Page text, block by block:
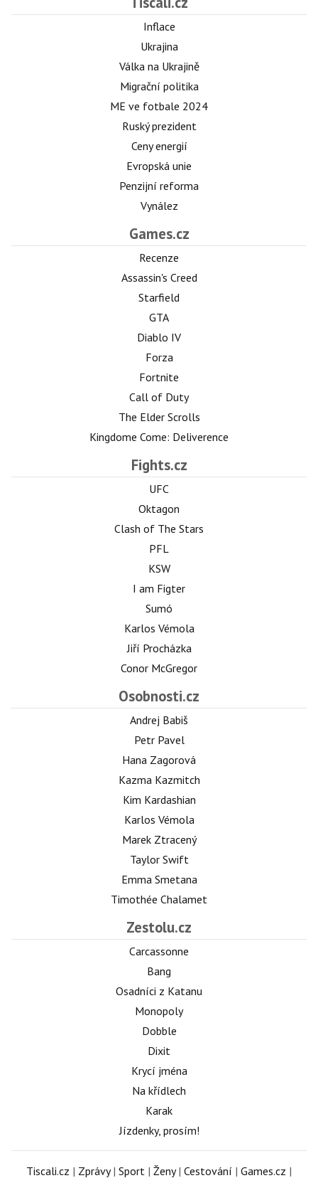
Inflace
Ukrajina
Válka na Ukrajině
Migrační politika
ME ve fotbale 2024
Ruský prezident
Ceny energií
Evropská unie
Penzijní reforma
Vynález
Games.cz
Recenze
Assassin's Creed
Starfield
GTA
Diablo IV
Forza
Fortnite
Call of Duty
The Elder Scrolls
Kingdome Come: Deliverence
Fights.cz
UFC
Oktagon
Clash of The Stars
PFL
KSW
I am Figter
Sumó
Karlos Vémola
Jiří Procházka
Conor McGregor
Osobnosti.cz
Andrej Babiš
Petr Pavel
Hana Zagorová
Kazma Kazmitch
Kim Kardashian
Karlos Vémola
Marek Ztracený
Taylor Swift
Emma Smetana
Timothée Chalamet
Zestolu.cz
Carcassonne
Bang
Osadníci z Katanu
Monopoly
Dobble
Dixit
Krycí jména
Na křídlech
Karak
Jízdenky, prosím!
Tiscali.cz | Zprávy| Sport | Ženy| Cestování | Games.cz |